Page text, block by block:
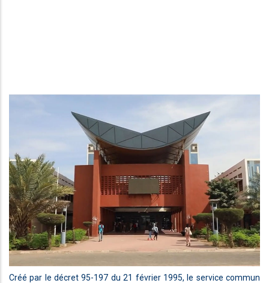
Créé par le décret 95-197 du 21 février 1995, le service commun